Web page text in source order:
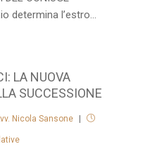
determina l’estro...
LA NUOVA
SUCCESSIONE
Nicola Sansone